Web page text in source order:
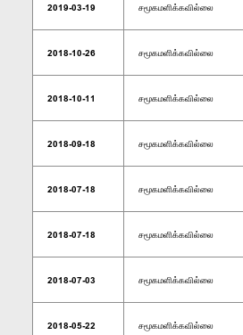
2019-03-19 சமூகமளிக்கவில்லை
2018-10-26 சமூகமளிக்கவில்லை
2018-10-11 சமூகமளிக்கவில்லை
2018-09-18 சமூகமளிக்கவில்லை
2018-07-18 சமூகமளிக்கவில்லை
2018-07-18 சமூகமளிக்கவில்லை
2018-07-03 சமூகமளிக்கவில்லை
2018-05-22 சமூகமளிக்கவில்லை